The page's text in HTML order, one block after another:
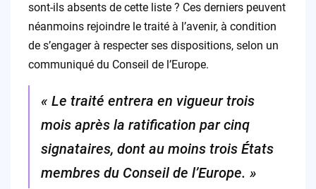
sont-ils absents de cette liste ? Ces derniers peuvent
néanmoins rejoindre le traité à l’avenir, à condition
de s’engager à respecter ses dispositions, selon un
communiqué du Conseil de l’Europe.
« Le traité entrera en vigueur trois
mois après la ratification par cinq
signataires, dont au moins trois États
membres du Conseil de l’Europe. »